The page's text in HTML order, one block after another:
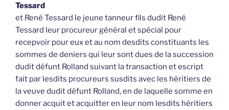
Tessard
et René Tessard le jeune tanneur fils dudit René
Tessard leur procureur général et spécial pour
recepvoir pour eux et au nom desdits constituants les
sommes de deniers qui leur sont dues de la succession
dudit défunt Rolland suivant la transaction et escript
fait par lesdits procureurs susdits avec les héritiers de
la veuve dudit défunt Rolland, en de laquelle somme en
donner acquit et acquitter en leur nom lesdits héritiers